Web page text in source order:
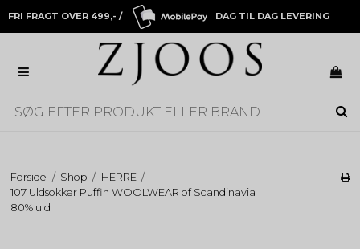
FRI FRAGT OVER 499,- / DAG TIL DAG LEVERING
Forside / Shop / HERRE /
107 Uldsokker Puffin WOOLWEAR of Scandinavia
80% uld